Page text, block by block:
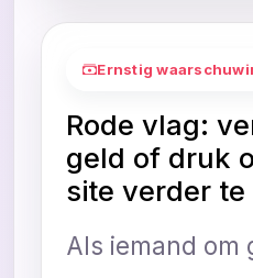
Ernstig
Rode vlag:
geld of druk
site verder te
Als iemand om